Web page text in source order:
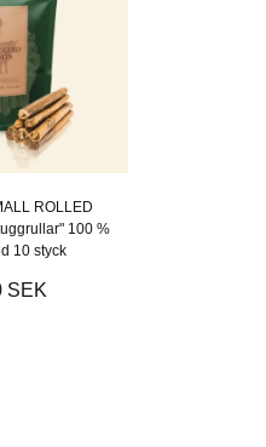
ROLLED
100 %
10 styck
SEK